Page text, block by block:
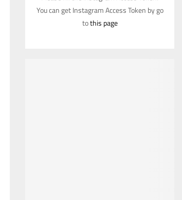
You can get Instagram Access Token by go
tothis page